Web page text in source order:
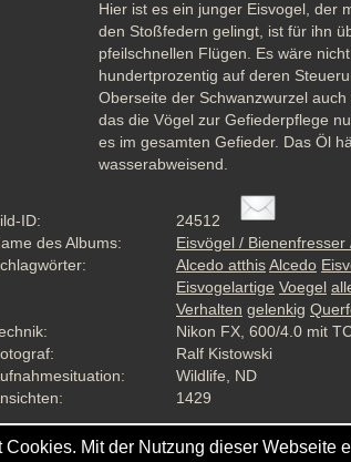
Hier ist es ein junger Eisvogel, der
den Stoßfedern gelingt, ist für ihn
pfeilschnellen Flügen. Es wäre
hundertprozentig auf deren
Oberseite der Schwanzwurzel
das die Vögel zur Gefiederpflege
es im gesamten Gefieder. Das Öl
wasserabweisend.
ID:
24512
des Albums:
Eisvögel /
Alcedo atthisAlcedo
Eisvogelartige Voegel
Verhalten gelenkig
Nikon FX, 600/4.0 mit
Ralf Kistowski
Wildlife, ND
1429
Mit der Nutzung dieser